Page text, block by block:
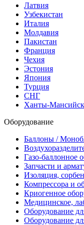
Латвия
Узбекистан
Италия
Молдавия
Пакистан
Франция
Чехия
Эстония
Япония
Турция
СНГ
Ханты-
Оборудование
Баллоны /
Газо-баллонное
Запчасти и
Изоляция,
Компрессора и
Криогенное
Медицинское,
Оборудование
Оборудование